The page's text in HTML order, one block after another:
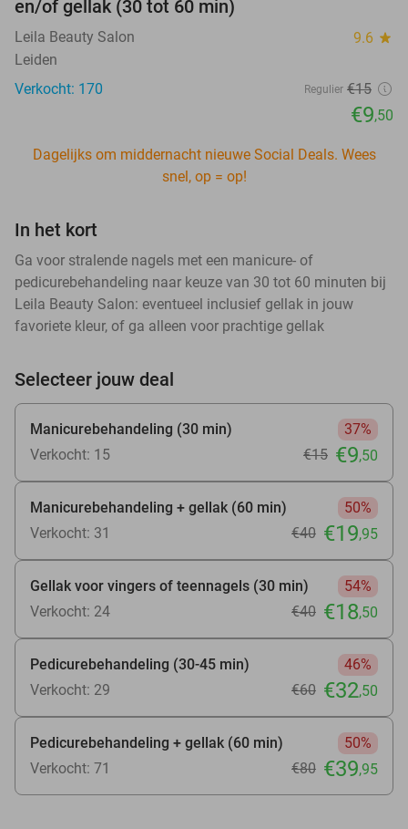
en/of gellak (30 tot 60 min)
Leila Beauty Salon 9.6 star
Leiden
Verkocht: 170
Regulier €15
€9,50
Dagelijks om middernacht nieuwe Social Deals. Wees
snel, op = op!
In het kort
Ga voor stralende nagels met een manicure- of
pedicurebehandeling naar keuze van 30 tot 60 minuten bij
Leila Beauty Salon: eventueel inclusief gellak in jouw
favoriete kleur, of ga alleen voor prachtige gellak
Selecteer jouw deal
Manicurebehandeling (30 min)
37%
Verkocht: 15
€15 €9,50
Manicurebehandeling + gellak (60 min)
50%
Verkocht: 31
€40 €19,95
Gellak voor vingers of teennagels (30 min)
54%
Verkocht: 24
€40 €18,50
Pedicurebehandeling (30-45 min)
46%
Verkocht: 29
€60 €32,50
Pedicurebehandeling + gellak (60 min)
50%
Verkocht: 71
€80 €39,95